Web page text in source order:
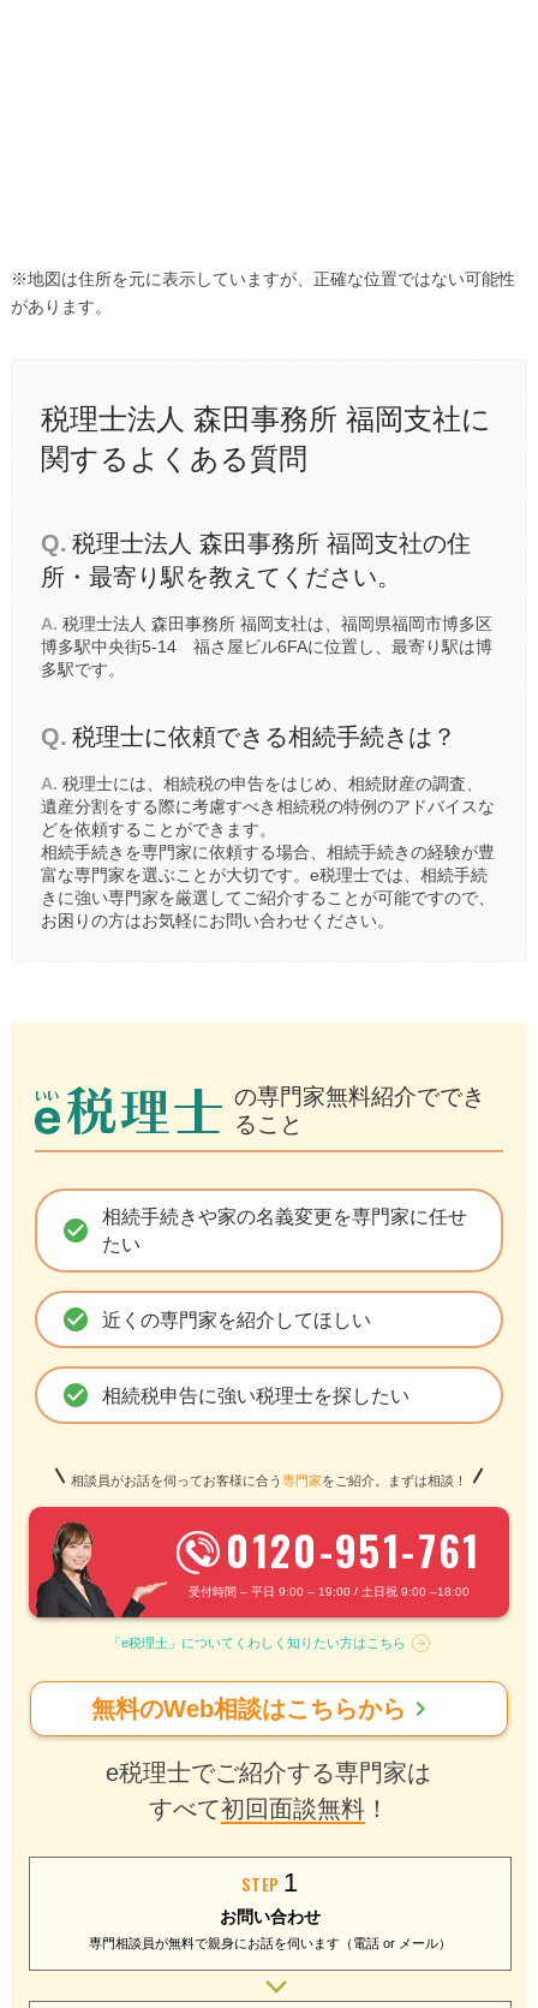
※地図は住所を元に表示していますが、正確な位置ではない可能性
があります。
税理士法人 森田事務所 福岡支社に
関するよくある質問
Q. 税理士法人 森田事務所 福岡支社の住
所・最寄り駅を教えてください。
A. 税理士法人 森田事務所 福岡支社は、福岡県福岡市博多区
博多駅中央街5-14 福さ屋ビル6FAに位置し、最寄り駅は博
多駅です。
Q. 税理士に依頼できる相続手続きは？
A. 税理士には、相続税の申告をはじめ、相続財産の調査、
遺産分割をする際に考慮すべき相続税の特例のアドバイスな
どを依頼することができます。
相続手続きを専門家に依頼する場合、相続手続きの経験が豊
富な専門家を選ぶことが大切です。e税理士では、相続手続
きに強い専門家を厳選してご紹介することが可能ですので、
お困りの方はお気軽にお問い合わせください。
の専門家無料紹介ででき
ること
check_circle
相続手続きや家の名義変更を専門家に任せ
たい
check_circle 近くの専門家を紹介してほしい
check_circle 相続税申告に強い税理士を探したい
相談員がお話を伺ってお客様に合う 専門家をご紹介。まずは相談！
0120-951-761
受付時間 – 平日 9:00 – 19:00 / 土日祝 9:00 –18:00
「e税理士」についてくわしく知りたい方はこちら
無料のWeb相談はこちらから chevron_right
e税理士でご紹介する専門家は
すべて初回面談無料！
STEP 1
お問い合わせ
専門相談員が無料で親身にお話を伺います（電話 or メール）